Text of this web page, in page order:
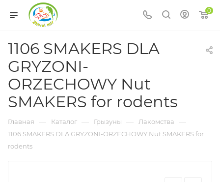
0
1106 SMAKERS DLA
GRYZONI-
ORZECHOWY Nut
SMAKERS for rodents
Главная — Каталог — Грызуны — Лакомства —
1106 SMAKERS DLA GRYZONI-ORZECHOWY Nut SMAKERS for
rodents